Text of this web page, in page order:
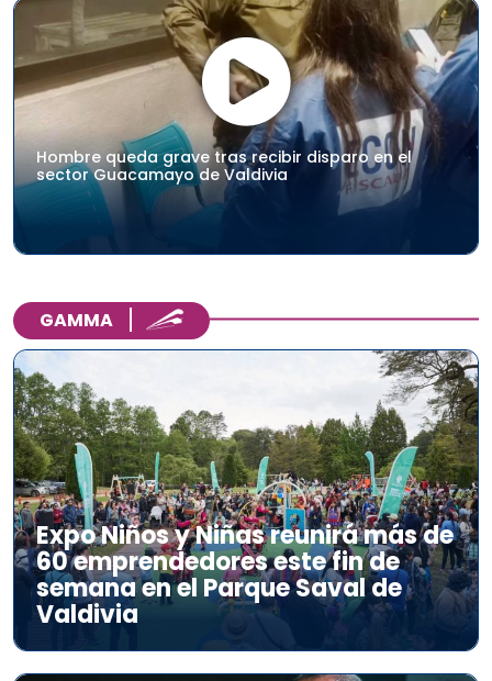
Hombre queda grave tras recibir disparo en el
sector Guacamayo de Valdivia
GAMMA
Expo Niños y Niñas reunirá más de
60 emprendedores este fin de
semana en el Parque Saval de
Valdivia